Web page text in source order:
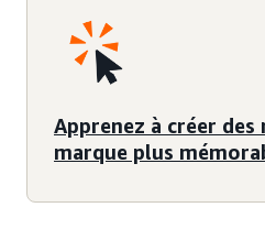
Apprenez à créer
marque plus